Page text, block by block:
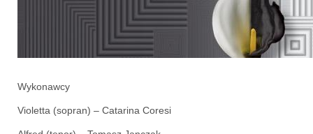
Wykonawcy
Violetta (sopran) – Catarina Coresi